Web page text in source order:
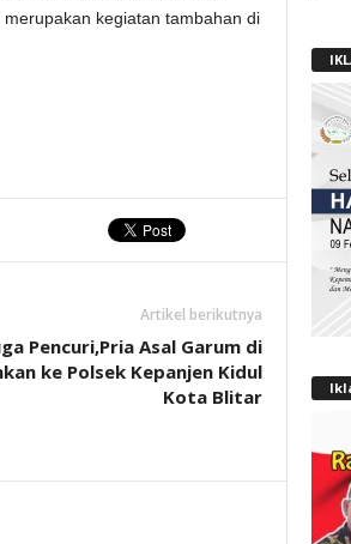
kegiatan tambahan di
Artikel berikutnya
Pencuri,Pria Asal Garum di
ke Polsek Kepanjen Kidul
Kota Blitar